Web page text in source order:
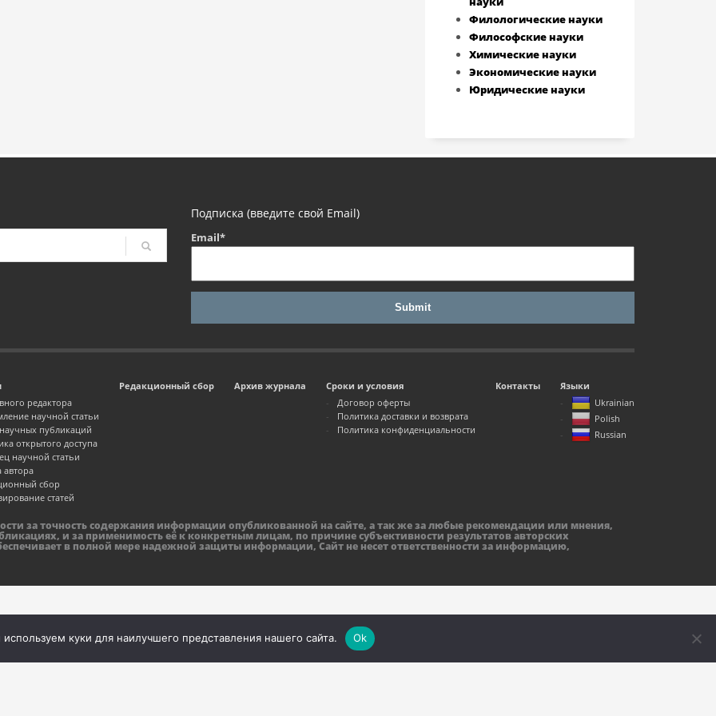
Филологические науки
Философские науки
Химические науки
Экономические науки
Юридические науки
Подписка (введите свой Email)
Email*
редактора
научной статьи
публикаций
открытого доступа
научной статьи
автора
сбор
статей
Редакционный сбор Архив журнала
Сроки и условия
Договор оферты
Политика доставки и возврата
Политика конфиденциальности
Контакты
Языки
Ukrainian
Polish
Russian
за точность содержания информации опубликованной на сайте, а так же за любые рекомендации или мнения,
и за применимость её к конкретным лицам, по причине субъективности результатов авторских
в полной мере надежной защиты информации, Сайт не несет ответственности за информацию,
куки для наилучшего представления нашего сайта. Ok